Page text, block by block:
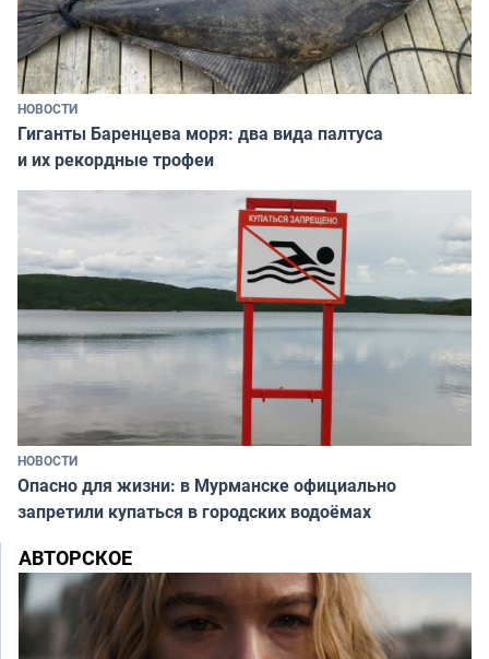
НОВОСТИ
Гиганты Баренцева моря: два вида палтуса
и их рекордные трофеи
НОВОСТИ
Опасно для жизни: в Мурманске официально
запретили купаться в городских водоёмах
АВТОРСКОЕ